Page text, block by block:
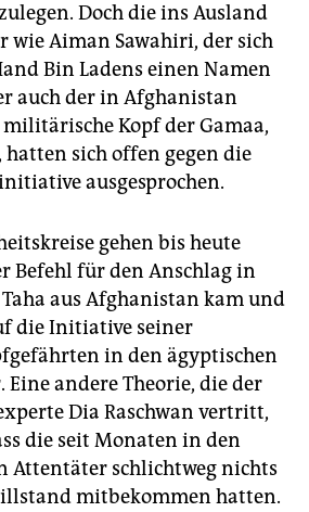
Doch die ins Ausland
wie Aiman Sawahiri, der sich
Bin Ladens einen Namen
auch der in Afghanistan
Kopf der Gamaa,
hatten sich offen gegen die
ausgesprochen.
gehen bis heute
Befehl für den Anschlag in
aus Afghanistan kam und
die Initiative seiner
in den ägyptischen
Eine andere Theorie, die der
Dia Raschwan vertritt,
die seit Monaten in den
Attentäter schlichtweg nichts
mitbekommen hatten.